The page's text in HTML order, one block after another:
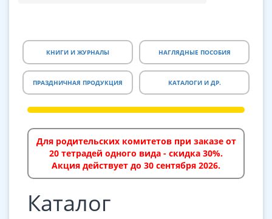
КНИГИ И ЖУРНАЛЫ НАГЛЯДНЫЕ ПОСОБИЯ
ПРАЗДНИЧНАЯ ПРОДУКЦИЯ КАТАЛОГИ И ДР.
Для родительских комитетов при заказе от
20 тетрадей одного вида - скидка 30%.
Акция действует до 30 сентября 2026.
Каталог